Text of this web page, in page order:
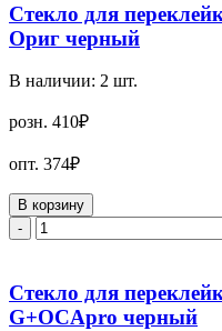
Стекло для
Ориг черный
В наличии: 2 шт.
розн. 410₽
опт. 374₽
В корзину
-
Стекло для
G+OCApro черный